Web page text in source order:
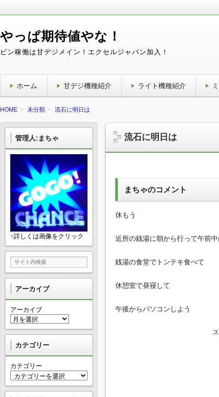
やっぱ期待値やな！
ピン稼働は甘デジメイン！エクセルジャパン加入！
ホーム 甘デジ機種紹介 ライト機種紹介
HOME 未分類 流石に明日は
流石に明日は
まちゃのコメント
休もう
近所の銭湯に朝から行って午前
銭湯の食堂でトンテキ食べて
休憩室で昼寝して
午後からパソコンしよう
管理人:まちゃ
↑詳しくは画像をクリック
アーカイブ
アーカイブ
カテゴリー
カテゴリー